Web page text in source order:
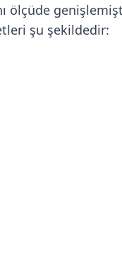
ölçüde
şu şekildedir: